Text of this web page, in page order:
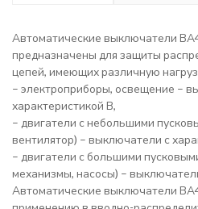
Автоматические выключатели
предназначены для защиты
цепей, имеющих различную
– электроприборы, освещение –
характеристикой В,
– двигатели с небольшими
вентилятор) – выключатели с
– двигатели с большими
механизмы, насосы) –
Автоматические выключатели